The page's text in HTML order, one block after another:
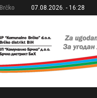
Brčko 07.08.2026. - 16:28